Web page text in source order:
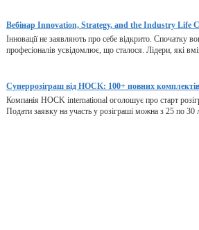
Вебінар Innovation, Strategy, and the Industry Life
Інновації не заявляють про себе відкрито. Спочатку
професіоналів усвідомлює, що сталося. Лідери, які
Суперрозіграш від HOCK: 100+ повних
Компанія HOCK international оголошує про старт
Подати заявку на участь у розіграші можна з 25 по 30